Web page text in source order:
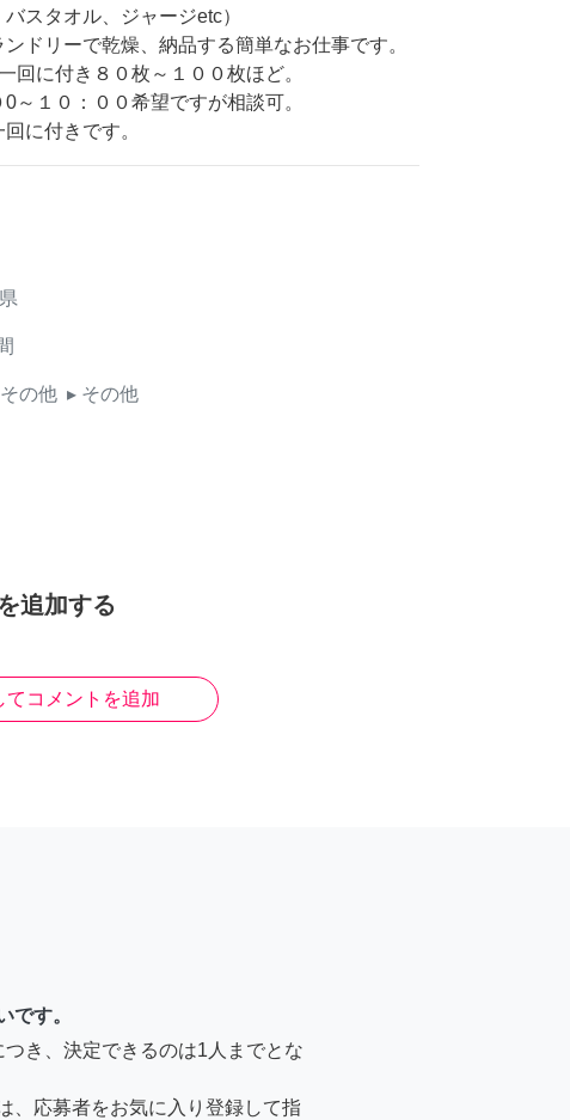
スタオル、ジャージetc）
ドリーで乾燥、納品する簡単なお仕事です。
回に付き８０枚～１００枚ほど。
～１０：００希望ですが相談可。
に付きです。
その他 ▸ その他
追加する
てコメントを追加
です。
き、決定できるのは1人までとな
、応募者をお気に入り登録して指